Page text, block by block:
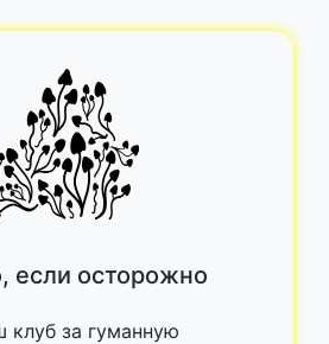
если осторожно
клуб за гуманную